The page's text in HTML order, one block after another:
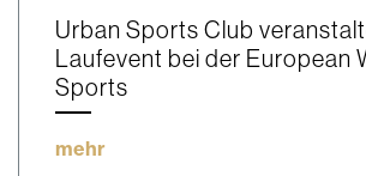
Urban Sports Club
Laufevent bei der European
Sports
mehr